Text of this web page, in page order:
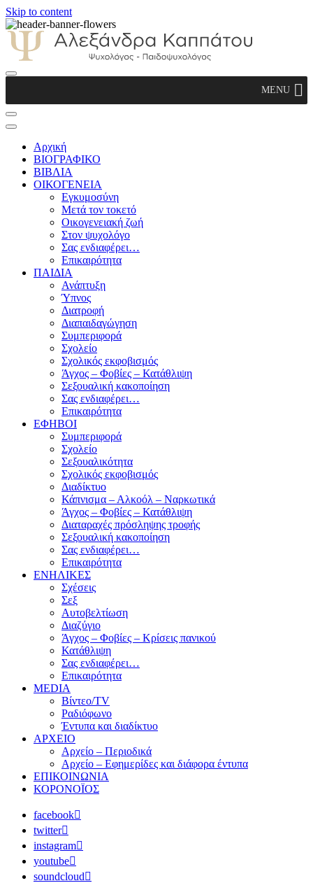
Skip to content
Παιδοψυχολόγος
MENU
Αρχική
ΒΙΟΓΡΑΦΙΚΟ
ΒΙΒΛΙΑ
ΟΙΚΟΓΕΝΕΙΑ
Εγκυμοσύνη
Μετά τον τοκετό
Οικογενειακή ζωή
Στον ψυχολόγο
Σας ενδιαφέρει…
Επικαιρότητα
ΠΑΙΔΙΑ
Ανάπτυξη
Ύπνος
Διατροφή
Διαπαιδαγώγηση
Συμπεριφορά
Σχολείο
Σχολικός εκφοβισμός
Άγχος – Φοβίες – Κατάθλιψη
Σεξουαλική κακοποίηση
Σας ενδιαφέρει…
Επικαιρότητα
ΕΦΗΒΟΙ
Συμπεριφορά
Σχολείο
Σεξουαλικότητα
Σχολικός εκφοβισμός
Διαδίκτυο
Κάπνισμα – Αλκοόλ – Ναρκωτικά
Άγχος – Φοβίες – Κατάθλιψη
Διαταραχές πρόσληψης τροφής
Σεξουαλική κακοποίηση
Σας ενδιαφέρει…
Επικαιρότητα
ΕΝΗΛΙΚΕΣ
Σχέσεις
Σεξ
Αυτοβελτίωση
Διαζύγιο
Άγχος – Φοβίες – Κρίσεις πανικού
Κατάθλιψη
Σας ενδιαφέρει…
Επικαιρότητα
MEDIA
Βίντεο/TV
Ραδιόφωνο
Έντυπα και διαδίκτυο
ΑΡΧΕΙΟ
Αρχείο – Περιοδικά
Αρχείο – Εφημερίδες και διάφορα έντυπα
ΕΠΙΚΟΙΝΩΝΙΑ
ΚΟΡΟΝΟΪΟΣ
facebook
twitter
instagram
youtube
soundcloud